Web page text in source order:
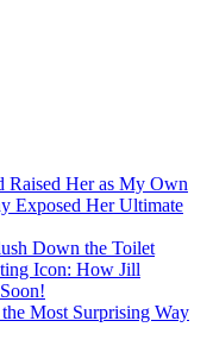
Raised Her as My Own
Exposed Her Ultimate
Down the Toilet
Icon: How Jill
Most Surprising Way